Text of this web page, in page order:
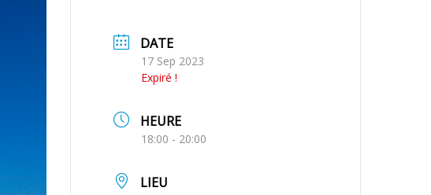
DATE
17 Sep 2023
Expiré !
HEURE
18:00 - 20:00
LIEU